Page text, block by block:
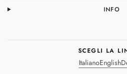
INFO
SCEGLI LA
ItalianoEnglish